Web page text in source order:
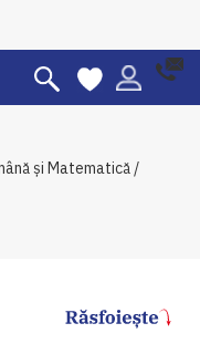
şi Matematică /